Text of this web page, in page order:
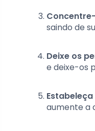
saindo de
Deixe os
e deixe-os
aumente a